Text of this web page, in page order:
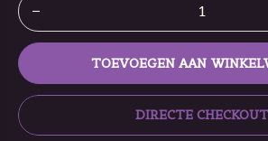
TOEVOEGEN AAN
DIRECTE CHECKOUT